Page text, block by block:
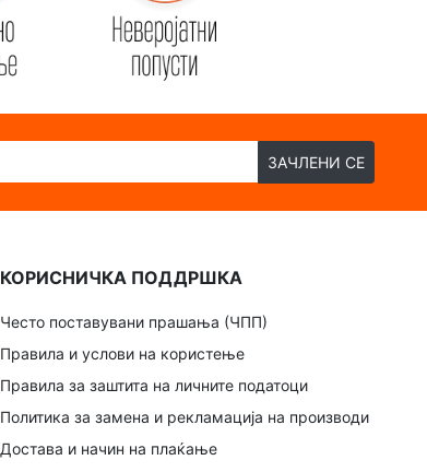
ЗАЧЛЕНИ СЕ
КОРИСНИЧКА ПОДДРШКА
Често поставувани прашања (ЧПП)
Правила и услови на користење
Правила за заштита на личните податоци
Политика за замена и рекламација на производи
Достава и начин на плаќање